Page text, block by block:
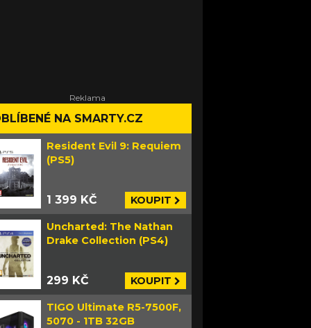
NA SMARTY.CZ
Resident Evil 9: Requiem
(PS5)
1 399 KČ KOUPIT
Uncharted: The Nathan
Drake Collection (PS4)
299 KČ KOUPIT
TIGO Ultimate R5-7500F,
5070 - 1TB 32GB